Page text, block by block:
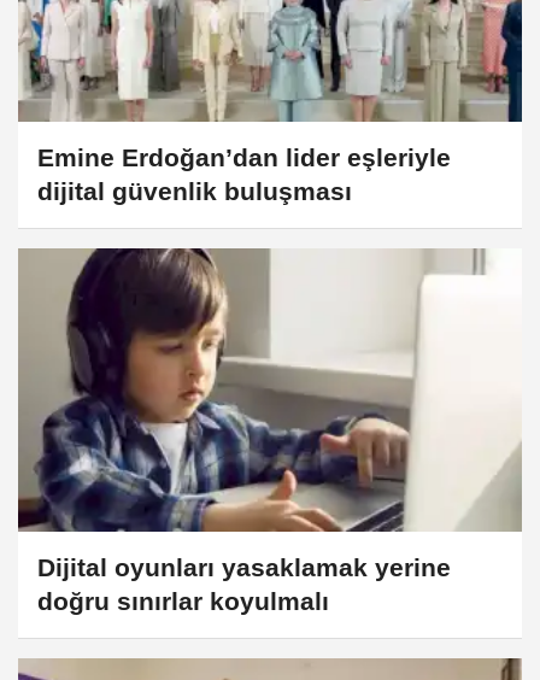
Emine Erdoğan’dan lider eşleriyle
dijital güvenlik buluşması
Dijital oyunları yasaklamak yerine
doğru sınırlar koyulmalı